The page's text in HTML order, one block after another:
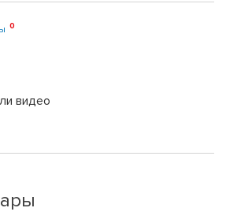
видео